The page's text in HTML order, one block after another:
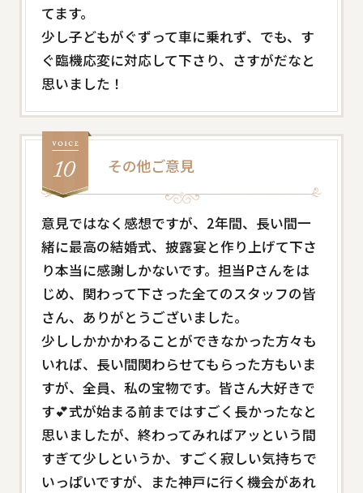
てます。
少し子どもがぐずって車に乗れず、でも、す
ぐ臨機応変に対応して下さり、さすがだなと
思いました！
その他ご意見
意見ではなく感想ですが、2年間、長い間一
緒に最高の結婚式、披露宴と作り上げて下さ
り本当に感謝しかないです。担当Pさんをは
じめ、関わって下さった全てのスタッフの皆
さん、ありがとうございました。
少ししかかかわることができなかった方々も
いれば、長い間関わらせてもらった方もいま
すが、全員、私の宝物です。皆さん大好きで
す💕式が始まる前まではすごく長かったなと
思いましたが、終わってみればアッという間
すぎて少しというか、すごく寂しい気持ちで
いっぱいですが、また神戸に行く機会があれ